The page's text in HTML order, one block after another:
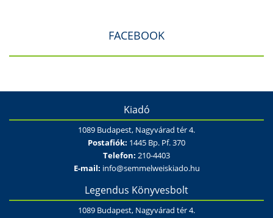
FACEBOOK
Kiadó
1089 Budapest, Nagyvárad tér 4.
Postafiók: 1445 Bp. Pf. 370
Telefon: 210-4403
E-mail: info@semmelweiskiado.hu
Legendus Könyvesbolt
1089 Budapest, Nagyvárad tér 4.